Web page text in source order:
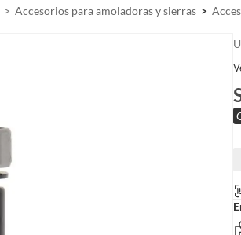
h
Accesorios para amoladoras y sierras